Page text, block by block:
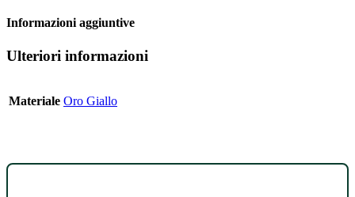
Informazioni aggiuntive
Ulteriori informazioni
Materiale Oro Giallo